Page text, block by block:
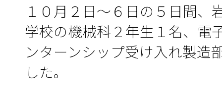
１０月２日～６日の５日間、
学校の機械科２年生１名、電
ンターンシップ受け入れ製造
した。